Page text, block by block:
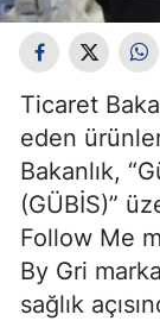
Ticaret
eden
Bakanlık,
(GÜBİS)”
Follow Me
By Gri
sağlık